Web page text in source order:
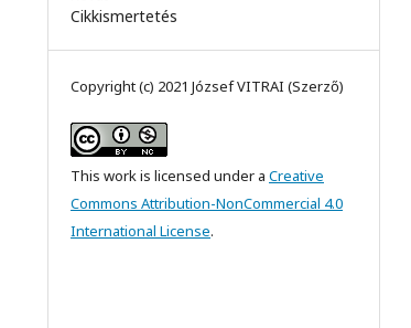
Cikkismertetés
Copyright (c) 2021 József VITRAI (Szerző)
This work is licensed under a Creative
Commons Attribution-NonCommercial 4.0
International License.